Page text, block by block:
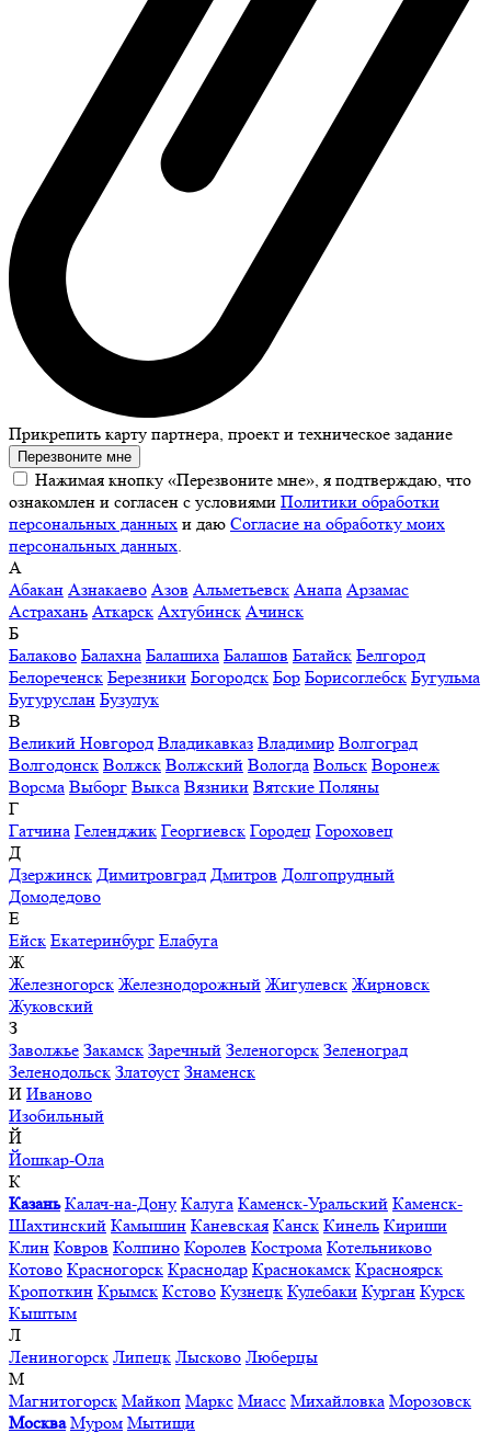
Прикрепить карту партнера, проект и техническое задание
Перезвоните мне
Нажимая кнопку «Перезвоните мне», я подтверждаю, что
ознакомлен и согласен с условиями Политики обработки
персональных данных и даю Согласие на обработку моих
персональных данных
А
Абакан Азнакаево Азов Альметьевск Анапа Арзамас
Астрахань Аткарск Ахтубинск Ачинск
Б
Балаково Балахна Балашиха Балашов Батайск Белгород
Белореченск Березники Богородск Бор Борисоглебск Бугульма
Бугуруслан Бузулук
В
Великий Новгород Владикавказ Владимир Волгоград
Волгодонск Волжск Волжский Вологда Вольск Воронеж
Ворсма Выборг Выкса Вязники Вятские Поляны
Г
Гатчина Геленджик Георгиевск Городец Гороховец
Д
Дзержинск Димитровград Дмитров Долгопрудный
Домодедово
Е
Ейск Екатеринбург Елабуга
Ж
Железногорск Железнодорожный Жигулевск Жирновск
Жуковский
З
Заволжье Закамск Заречный Зеленогорск Зеленоград
Зеленодольск Златоуст Знаменск
И Иваново
Изобильный
Й
Йошкар-Ола
К
Казань Калач-на-Дону Калуга Каменск-Уральский Каменск-
Шахтинский Камышин Каневская Канск Кинель Кириши
Клин Ковров Колпино Королев Кострома Котельниково
Котово Красногорск Краснодар Краснокамск Красноярск
Кропоткин Крымск Кстово Кузнецк Кулебаки Курган Курск
Кыштым
Л
Лениногорск Липецк Лысково Люберцы
М
Магнитогорск Майкоп Маркс Миасс Михайловка Морозовск
Москва Муром Мытищи